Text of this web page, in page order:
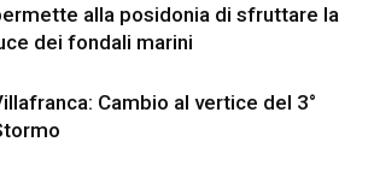
alla posidonia di sfruttare la
dei fondali marini
Cambio al vertice del 3°